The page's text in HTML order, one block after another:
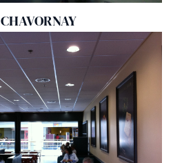
CHAVORNAY